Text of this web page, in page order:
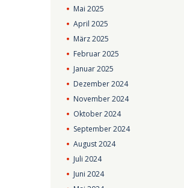
Mai2025
April2025
März2025
Februar2025
Januar2025
Dezember2024
November2024
Oktober2024
September2024
August2024
Juli2024
Juni2024